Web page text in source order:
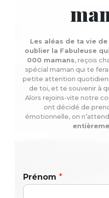
Les aléas de ta vie
oublier la Fabuleuse
000 mamans, reçois
spécial maman qui te
petite attention
de toi, et te souvenir à
Alors rejoins-vite notre
ont décidé de
émotionnelle, on
Prénom *